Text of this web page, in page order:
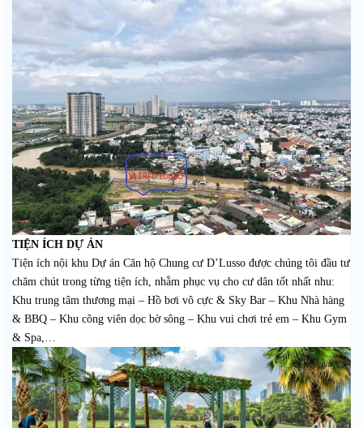
TIỆN ÍCH DỰ ÁN
Tiện ích nội khu Dự án Căn hộ Chung cư D’Lusso được chúng tôi đầu tư
chăm chút trong từng tiện ích, nhằm phục vụ cho cư dân tốt nhất nhu:
Khu trung tâm thương mại – Hồ bơi vô cực & Sky Bar – Khu Nhà hàng
& BBQ – Khu công viên dọc bờ sông – Khu vui chơi trẻ em – Khu Gym
& Spa,…